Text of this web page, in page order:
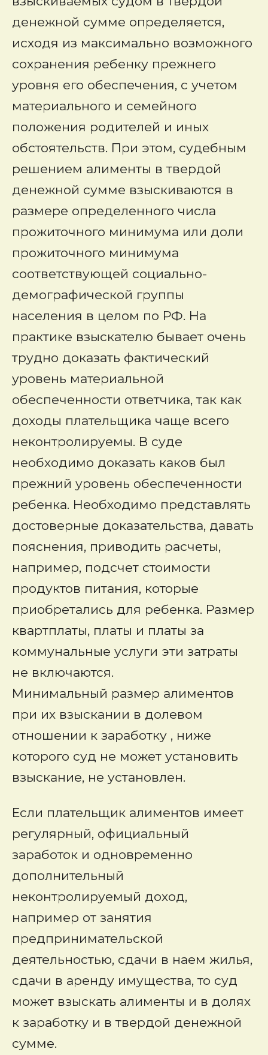
денежной сумме определяется,
исходя из максимально возможного
сохранения ребенку прежнего
уровня его обеспечения, с учетом
материального и семейного
положения родителей и иных
обстоятельств. При этом, судебным
решением алименты в твердой
денежной сумме взыскиваются в
размере определенного числа
прожиточного минимума или доли
прожиточного минимума
соответствующей социально-
демографической группы
населения в целом по РФ. На
практике взыскателю бывает очень
трудно доказать фактический
уровень материальной
обеспеченности ответчика, так как
доходы плательщика чаще всего
неконтролируемы. В суде
необходимо доказать каков был
прежний уровень обеспеченности
ребенка. Необходимо представлять
достоверные доказательства, давать
пояснения, приводить расчеты,
например, подсчет стоимости
продуктов питания, которые
приобретались для ребенка. Размер
квартплаты, платы и платы за
коммунальные услуги эти затраты
не включаются.
Минимальный размер алиментов
при их взыскании в долевом
отношении к заработку , ниже
которого суд не может установить
взыскание, не установлен.
Если плательщик алиментов имеет
регулярный, официальный
заработок и одновременно
дополнительный
неконтролируемый доход,
например от занятия
предпринимательской
деятельностью, сдачи в наем жилья,
сдачи в аренду имущества, то суд
может взыскать алименты и в долях
к заработку и в твердой денежной
сумме.